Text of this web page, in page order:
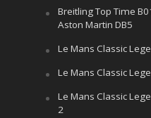
Breitling Top Time
Aston Martin DB5
Le Mans Classic
Le Mans Classic
Le Mans Classic
2